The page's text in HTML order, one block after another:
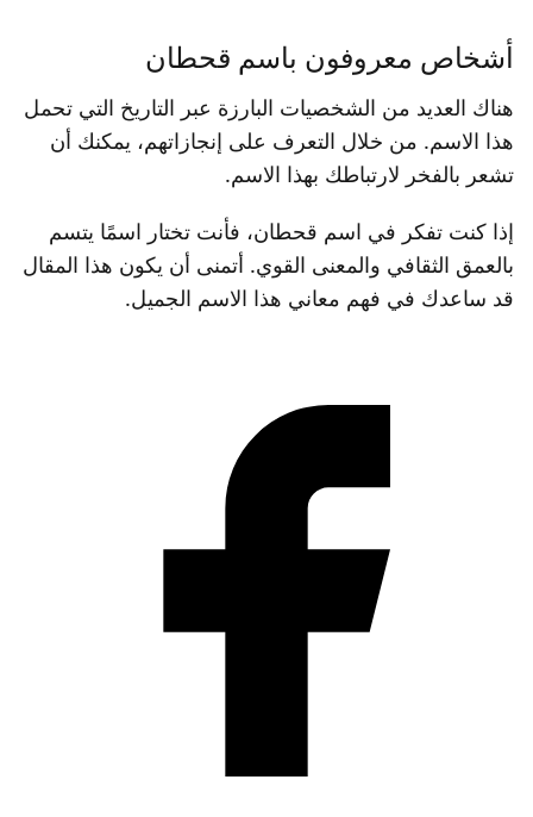
أشخاص معروفون باسم قحطان
هناك العديد من الشخصيات البارزة عبر التاريخ التي تحمل
هذا الاسم. من خلال التعرف على إنجازاتهم، يمكنك أن
تشعر بالفخر لارتباطك بهذا الاسم.
إذا كنت تفكر في اسم قحطان، فأنت تختار اسمًا يتسم
بالعمق الثقافي والمعنى القوي. أتمنى أن يكون هذا المقال
قد ساعدك في فهم معاني هذا الاسم الجميل.